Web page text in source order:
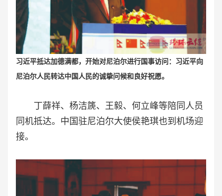
习近平抵达加德满都，开始对尼泊尔进行国事访问：习近平向
尼泊尔人民转达中国人民的诚挚问候和良好祝愿。
丁薛祥、杨洁篪、王毅、何立峰等陪同人员
同机抵达。 中国驻尼泊尔大使侯艳琪也到机场迎
接。